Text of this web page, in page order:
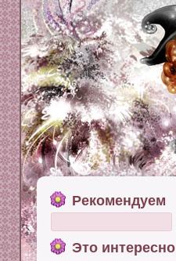
Рекомендуем
Это интересно